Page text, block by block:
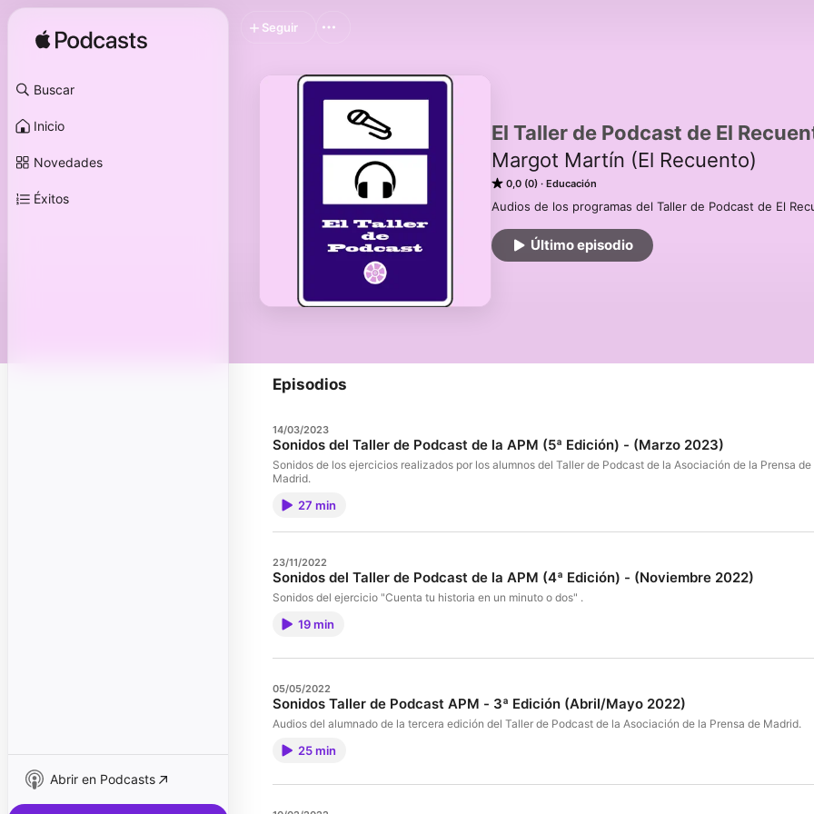
Buscar
Inicio
Novedades
Éxitos
Abrir en Podcasts
El Taller de Podcast de El
Margot Martín (El Recuento)
0,0 (0) Educación
Audios de los programas del Taller de Podcast de El
Último episodio
Seguir
Episodios
14/03/2023
Sonidos del Taller de Podcast de la APM (5ª Edición) - (Marzo 2023)
Sonidos de los ejercicios realizados por los alumnos del Taller de Podcast de la Asociación de la Prensa de
Madrid.
27 min
23/11/2022
Sonidos del Taller de Podcast de la APM (4ª Edición) - (Noviembre 2022)
Sonidos del ejercicio "Cuenta tu historia en un minuto o dos" .
19 min
05/05/2022
Sonidos Taller de Podcast APM - 3ª Edición (Abril/Mayo 2022)
Audios del alumnado de la tercera edición del Taller de Podcast de la Asociación de la Prensa de Madrid.
25 min